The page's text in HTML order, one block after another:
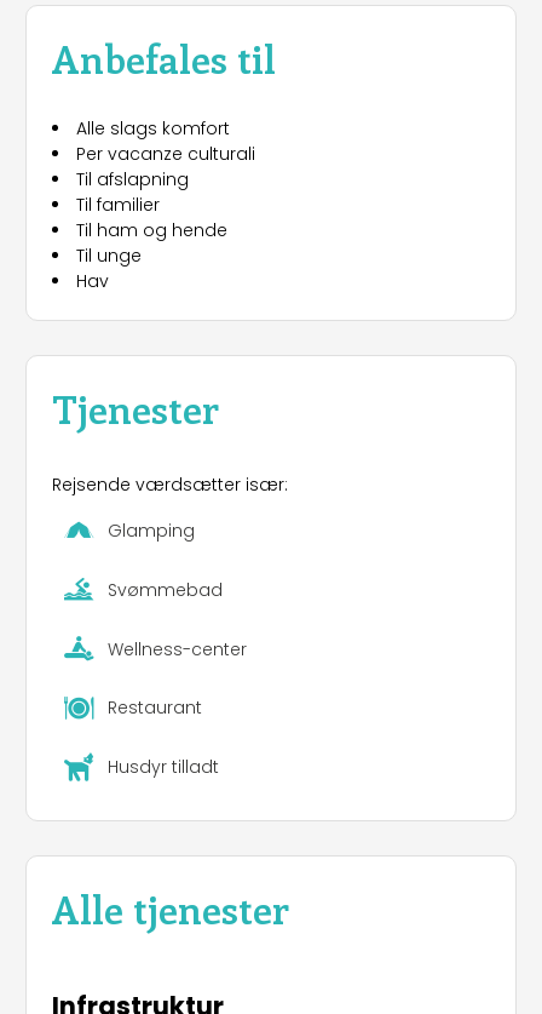
Anbefales til
Alle slags komfort
Per vacanze culturali
Til afslapning
Til familier
Til ham og hende
Til unge
Hav
Tjenester
Rejsende værdsætter især:
Glamping
Svømmebad
Wellness-center
Restaurant
Husdyr tilladt
Alle tjenester
Infrastruktur